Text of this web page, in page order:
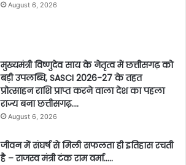
August 6, 2026
मुख्यमंत्री विष्णुदेव साय के नेतृत्व में छत्तीसगढ़ को
बड़ी उपलब्धि, SASCI 2026-27 के तहत
प्रोत्साहन राशि प्राप्त करने वाला देश का पहला
राज्य बना छत्तीसगढ़….
August 6, 2026
जीवन में संघर्ष से मिली सफलता ही इतिहास रचती
है – राजस्व मंत्री टंक राम वर्मा…..